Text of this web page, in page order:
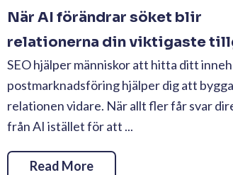
När AI förändrar söket blir
relationerna din viktigaste
SEO hjälper människor att hitta ditt
postmarknadsföring hjälper dig att bygga
relationen vidare. När allt fler får svar
från AI istället för att ...
Read More